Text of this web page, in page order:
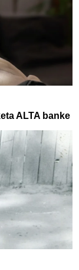
ALTA banke